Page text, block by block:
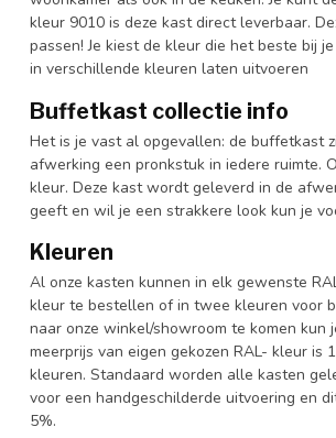
kleur 9010 is deze kast direct leverbaar.
passen! Je kiest de kleur die het beste bij
in verschillende kleuren laten uitvoeren
Buffetkast collectie info
Het is je vast al opgevallen: de buffetkast
afwerking een pronkstuk in iedere ruimte.
kleur. Deze kast wordt geleverd in de
geeft en wil je een strakkere look kun je
Kleuren
Al onze kasten kunnen in elk gewenste
kleur te bestellen of in twee kleuren voor
naar onze winkel/showroom te komen kun
meerprijs van eigen gekozen RAL- kleur
kleuren. Standaard worden alle kasten
voor een handgeschilderde uitvoering en
5%.